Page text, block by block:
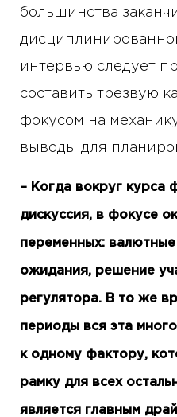
большинства
интервью следует
составить трезвую
фокусом на
выводы для
– Когда вокруг курса
дискуссия, в фокусе
переменных:
ожидания, решение
регулятора. В то же
периоды вся эта
к одному фактору,
рамку для всех
является главным